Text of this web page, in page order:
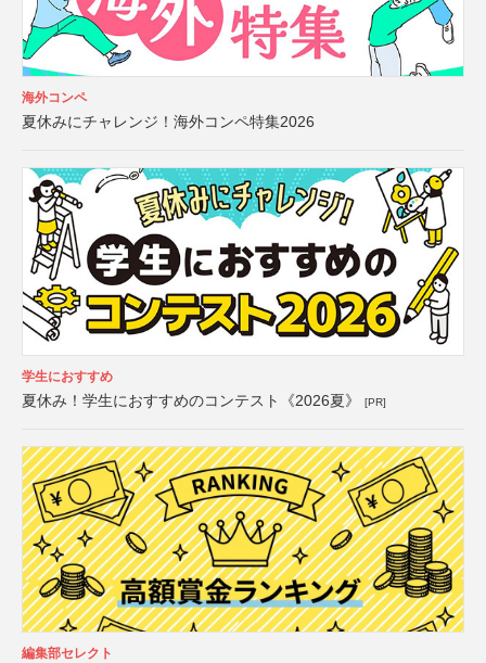
海外コンペ
夏休みにチャレンジ！海外コンペ特集2026
学生におすすめ
夏休み！学生におすすめのコンテスト《2026夏》 [PR]
編集部セレクト